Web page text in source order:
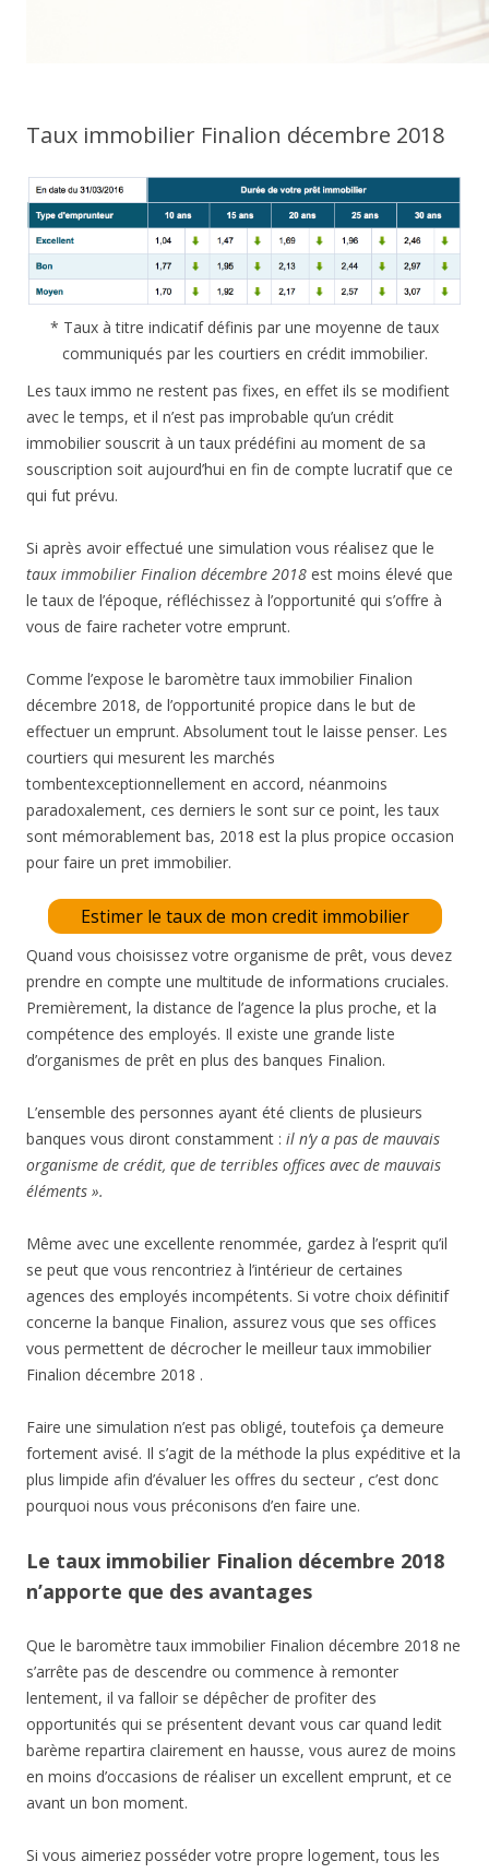
Taux immobilier Finalion décembre 2018
* Taux à titre indicatif définis par une moyenne de taux
communiqués par les courtiers en crédit immobilier.
Les taux immo ne restent pas fixes, en effet ils se modifient
avec le temps, et il n’est pas improbable qu’un crédit
immobilier souscrit à un taux prédéfini au moment de sa
souscription soit aujourd’hui en fin de compte lucratif que ce
qui fut prévu.
Si après avoir effectué une simulation vous réalisez que le
taux immobilier Finalion décembre 2018 est moins élevé que
le taux de l’époque, réfléchissez à l’opportunité qui s’offre à
vous de faire racheter votre emprunt.
Comme l’expose le baromètre taux immobilier Finalion
décembre 2018, de l’opportunité propice dans le but de
effectuer un emprunt. Absolument tout le laisse penser. Les
courtiers qui mesurent les marchés
tombentexceptionnellement en accord, néanmoins
paradoxalement, ces derniers le sont sur ce point, les taux
sont mémorablement bas, 2018 est la plus propice occasion
pour faire un pret immobilier.
Estimer le taux de mon credit immobilier
Quand vous choisissez votre organisme de prêt, vous devez
prendre en compte une multitude de informations cruciales.
Premièrement, la distance de l’agence la plus proche, et la
compétence des employés. Il existe une grande liste
d’organismes de prêt en plus des banques Finalion.
L’ensemble des personnes ayant été clients de plusieurs
banques vous diront constamment : il n’y a pas de mauvais
organisme de crédit, que de terribles offices avec de mauvais
éléments ».
Même avec une excellente renommée, gardez à l’esprit qu’il
se peut que vous rencontriez à l’intérieur de certaines
agences des employés incompétents. Si votre choix définitif
concerne la banque Finalion, assurez vous que ses offices
vous permettent de décrocher le meilleur taux immobilier
Finalion décembre 2018 .
Faire une simulation n’est pas obligé, toutefois ça demeure
fortement avisé. Il s’agit de la méthode la plus expéditive et la
plus limpide afin d’évaluer les offres du secteur , c’est donc
pourquoi nous vous préconisons d’en faire une.
Le taux immobilier Finalion décembre 2018
n’apporte que des avantages
Que le baromètre taux immobilier Finalion décembre 2018 ne
s’arrête pas de descendre ou commence à remonter
lentement, il va falloir se dépêcher de profiter des
opportunités qui se présentent devant vous car quand ledit
barème repartira clairement en hausse, vous aurez de moins
en moins d’occasions de réaliser un excellent emprunt, et ce
avant un bon moment.
Si vous aimeriez posséder votre propre logement, tous les